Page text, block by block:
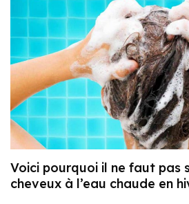
Voici pourquoi il ne faut pas
cheveux à l’eau chaude en